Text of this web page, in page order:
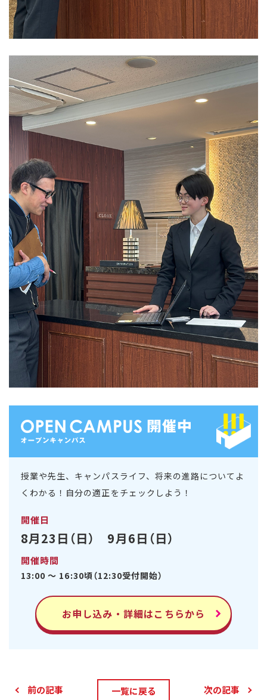
授業や先生、キャンパスライフ、将来の進路についてよ
くわかる！自分の適正をチェックしよう！
開催日
8月23日（日） 9月6日（日）
開催時間
13:00 ～ 16:30頃（12:30受付開始）
お申し込み・詳細はこちらから
前の記事 一覧に戻る 次の記事